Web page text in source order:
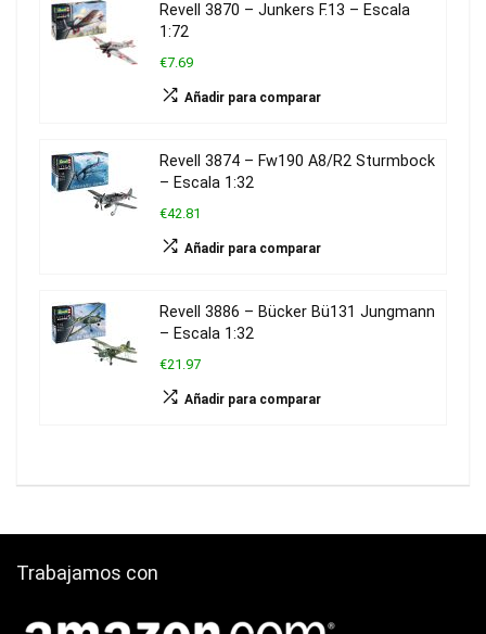
Revell 3870 – Junkers F.13 – Escala
1:72
€7.69
Añadir para comparar
Revell 3874 – Fw190 A8/R2 Sturmbock
– Escala 1:32
€42.81
Añadir para comparar
Revell 3886 – Bücker Bü131 Jungmann
– Escala 1:32
€21.97
Añadir para comparar
Trabajamos con